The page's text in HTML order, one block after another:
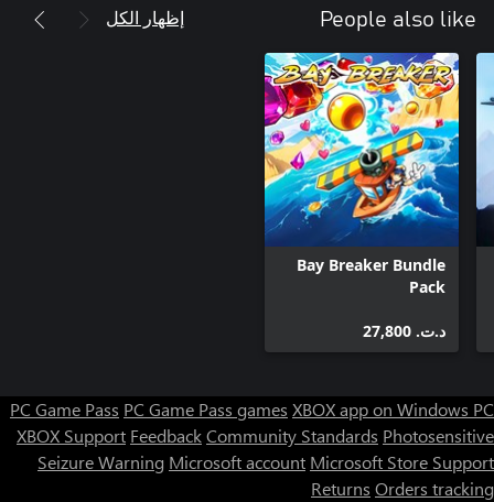
People also like إظهار الكل
Bay Breaker Bundle
Pack
د.ت.‏ 27,800
PC Game Pass PC Game Pass games XBOX app on Windows PC
XBOX Support FeedbackCommunity Standards Photosensitive
Seizure Warning Microsoft account Microsoft Store Support
Returns Orders tracking